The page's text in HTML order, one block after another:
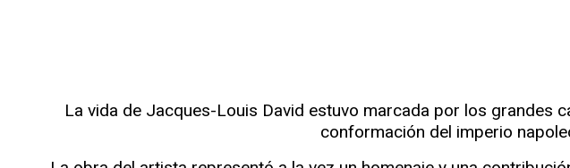
La vida de Jacques-Louis David estuvo marcada por los grandes
conformación del imperio